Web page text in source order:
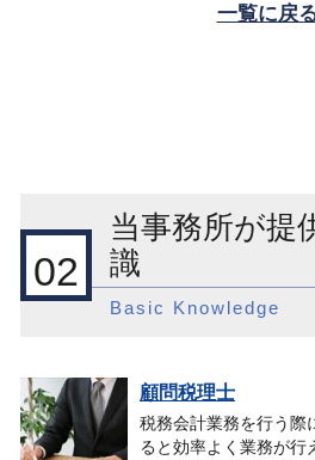
一覧に戻
02
当事務所が提
識
Basic Knowledge
顧問税理士
税務会計業務を行う際
ると効率よく業務が行